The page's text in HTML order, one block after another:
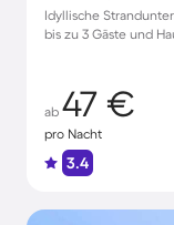
Idyllische
bis zu 3 Gäste und
ab 47 €
pro Nacht
3.4